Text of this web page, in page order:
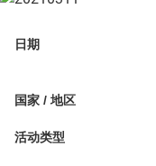
日期
国家 / 地区
活动类型